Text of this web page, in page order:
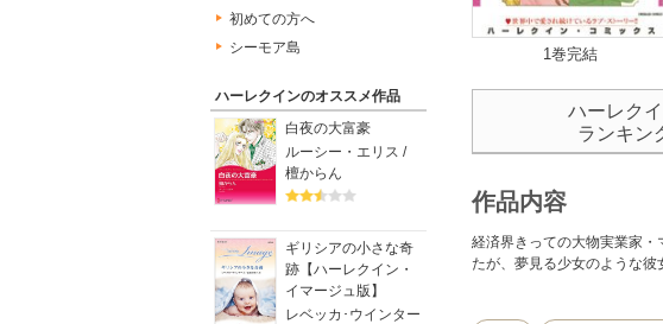
初めての方へ
シーモア島
ハーレクインのオススメ作品
白夜の大富豪
ルーシー・エリス /
檀からん
ギリシアの小さな奇
跡【ハーレクイン・
イマージュ版】
レベッカ･ウインター
1巻完結
ハーレク
ランキン
作品内容
経済界きっての大物実業家
たが、夢見る少女のような